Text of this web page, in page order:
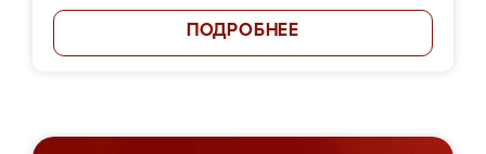
ПОДРОБНЕЕ